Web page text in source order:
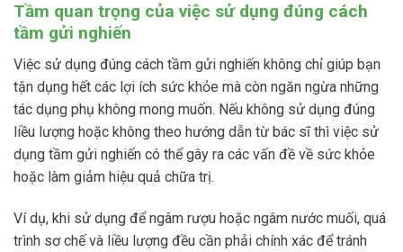
Tầm quan trọng của việc sử dụng đúng cách
tầm gửi nghiến
Việc sử dụng đúng cách tầm gửi nghiến không chỉ giúp bạn
tận dụng hết các lợi ích sức khỏe mà còn ngăn ngừa những
tác dụng phụ không mong muốn. Nếu không sử dụng đúng
liều lượng hoặc không theo hướng dẫn từ bác sĩ thì việc sử
dụng tầm gửi nghiến có thể gây ra các vấn đề về sức khỏe
hoặc làm giảm hiệu quả chữa trị.
Ví dụ, khi sử dụng để ngâm rượu hoặc ngâm nước muối, quá
trình sơ chế và liều lượng đều cần phải chính xác để tránh